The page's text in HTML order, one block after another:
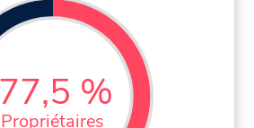
77,5 %
Propriétaires